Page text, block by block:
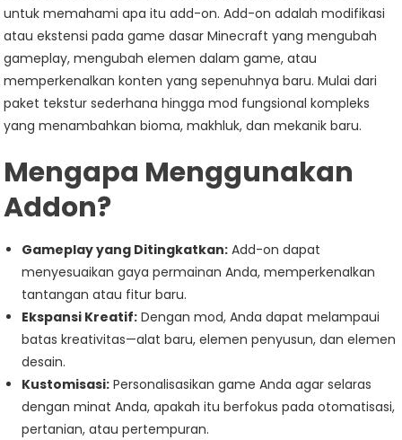
untuk memahami apa itu add-on. Add-on adalah modifikasi
atau ekstensi pada game dasar Minecraft yang mengubah
gameplay, mengubah elemen dalam game, atau
memperkenalkan konten yang sepenuhnya baru. Mulai dari
paket tekstur sederhana hingga mod fungsional kompleks
yang menambahkan bioma, makhluk, dan mekanik baru.
Mengapa Menggunakan
Addon?
Gameplay yang Ditingkatkan: Add-on dapat
menyesuaikan gaya permainan Anda, memperkenalkan
tantangan atau fitur baru.
Ekspansi Kreatif: Dengan mod, Anda dapat melampaui
batas kreativitas—alat baru, elemen penyusun, dan elemen
desain.
Kustomisasi: Personalisasikan game Anda agar selaras
dengan minat Anda, apakah itu berfokus pada otomatisasi,
pertanian, atau pertempuran.